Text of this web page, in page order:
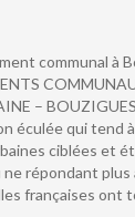
communal à
–
éculée qui tend
ciblées et
répondant plus
françaises ont